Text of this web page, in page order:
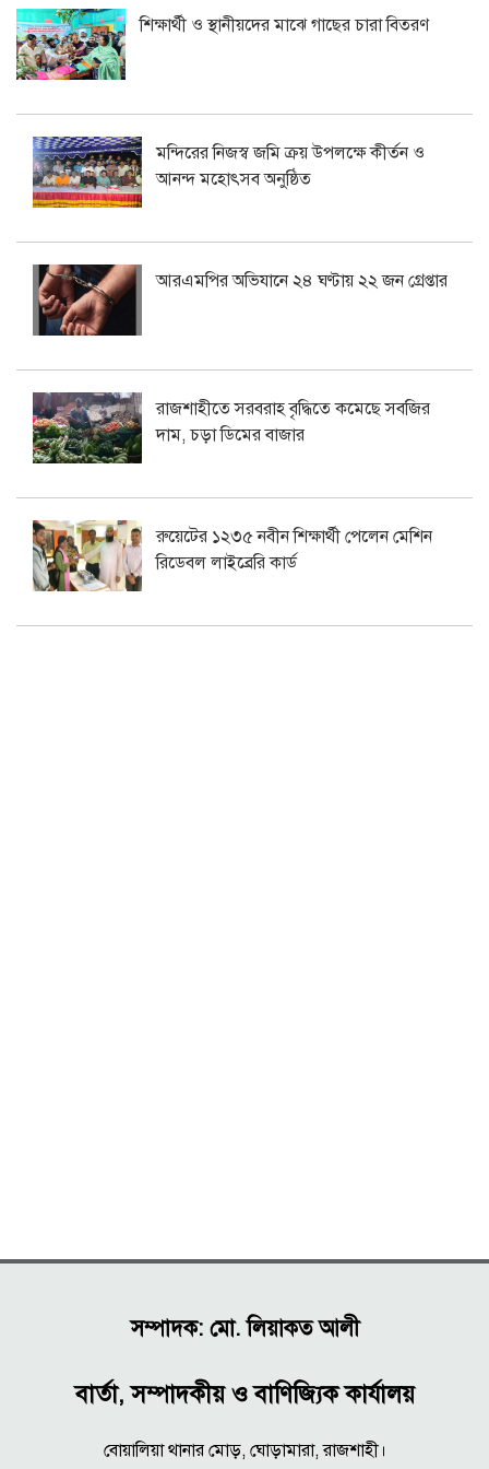
শিক্ষার্থী ও স্থানীয়দের মাঝে গাছের চারা বিতরণ
মন্দিরের নিজস্ব জমি ক্রয় উপলক্ষে কীর্তন ও
আনন্দ মহোৎসব অনুষ্ঠিত
আরএমপির অভিযানে ২৪ ঘণ্টায় ২২ জন গ্রেপ্তার
রাজশাহীতে সরবরাহ বৃদ্ধিতে কমেছে সবজির
দাম, চড়া ডিমের বাজার
রুয়েটের ১২৩৫ নবীন শিক্ষার্থী পেলেন মেশিন
রিডেবল লাইব্রেরি কার্ড
সম্পাদক: মো. লিয়াকত আলী
বার্তা, সম্পাদকীয় ও বাণিজ্যিক কার্যালয়
বোয়ালিয়া থানার মোড়, ঘোড়ামারা, রাজশাহী।